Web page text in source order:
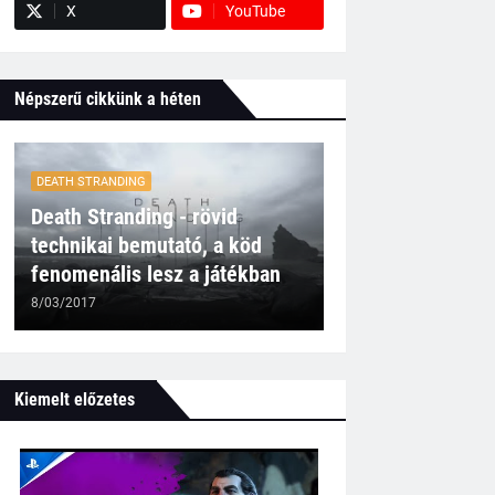
X YouTube
Népszerű cikkünk a héten
DEATH STRANDING
Death Stranding - rövid
technikai bemutató, a köd
fenomenális lesz a játékban
8/03/2017
Kiemelt előzetes